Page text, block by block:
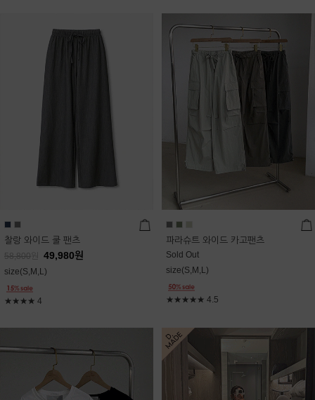
찰랑 와이드 쿨 팬츠
58,800 49,980원
size(S,M,L)
★★★★ 4
파라슈트 와이드 카고팬츠
Sold Out
size(S,M,L)
★★★★★ 4.5